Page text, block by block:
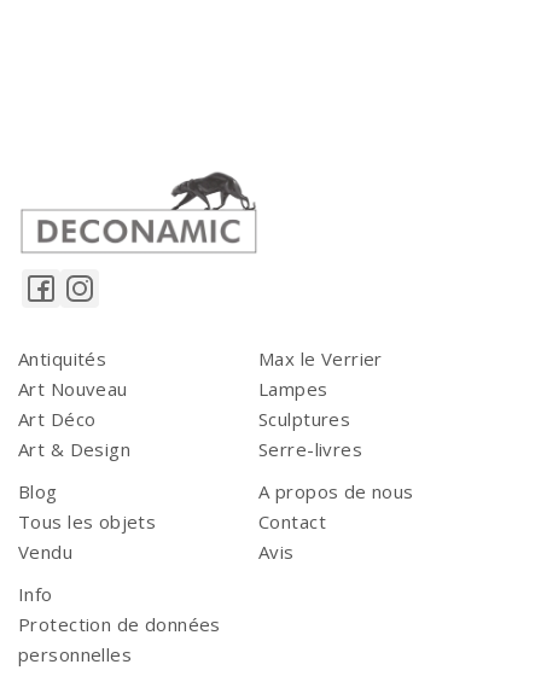
Antiquités
Art Nouveau
Art Déco
Art & Design
Max le Verrier
Lampes
Sculptures
Serre-livres
Blog
Tous les objets
Vendu
A propos de nous
Contact
Avis
Info
Protection de données
personnelles